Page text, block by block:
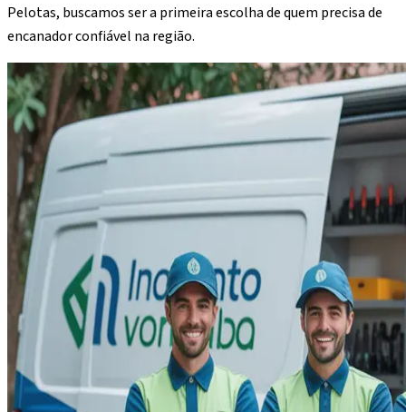
Pelotas, buscamos ser a primeira escolha de quem precisa de
encanador confiável na região.